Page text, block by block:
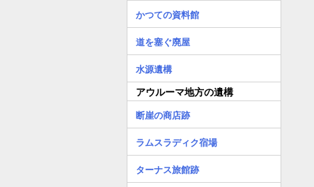
かつての資料館
道を塞ぐ廃屋
水源遺構
アウルーマ地方の遺構
断崖の商店跡
ラムスラディク宿場
ターナス旅館跡